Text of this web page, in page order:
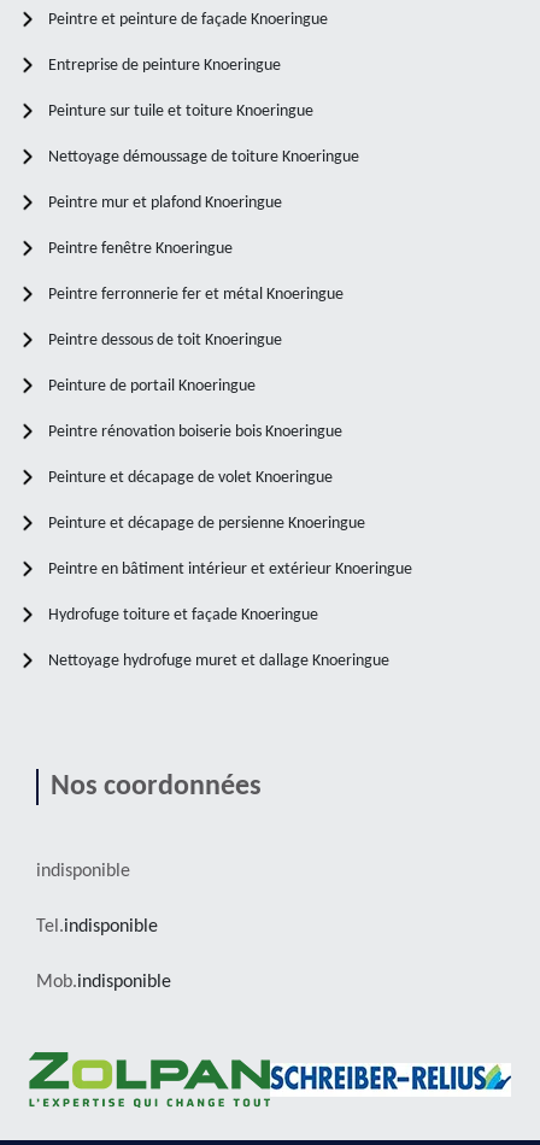
Peintre et peinture de façade Knoeringue
Entreprise de peinture Knoeringue
Peinture sur tuile et toiture Knoeringue
Nettoyage démoussage de toiture Knoeringue
Peintre mur et plafond Knoeringue
Peintre fenêtre Knoeringue
Peintre ferronnerie fer et métal Knoeringue
Peintre dessous de toit Knoeringue
Peinture de portail Knoeringue
Peintre rénovation boiserie bois Knoeringue
Peinture et décapage de volet Knoeringue
Peinture et décapage de persienne Knoeringue
Peintre en bâtiment intérieur et extérieur Knoeringue
Hydrofuge toiture et façade Knoeringue
Nettoyage hydrofuge muret et dallage Knoeringue
Nos coordonnées
indisponible
Tel.indisponible
Mob.indisponible